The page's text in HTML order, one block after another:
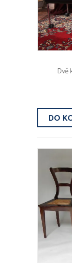
Dvě
DO